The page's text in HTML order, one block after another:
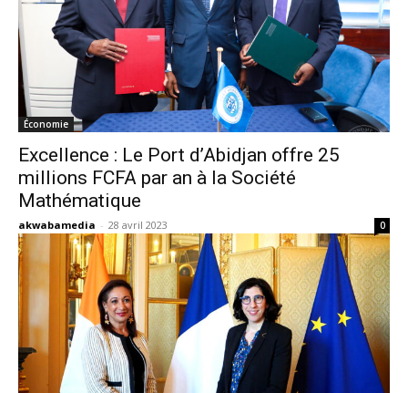
Économie
Excellence : Le Port d’Abidjan offre 25
millions FCFA par an à la Société
Mathématique
akwabamedia - 28 avril 2023 0